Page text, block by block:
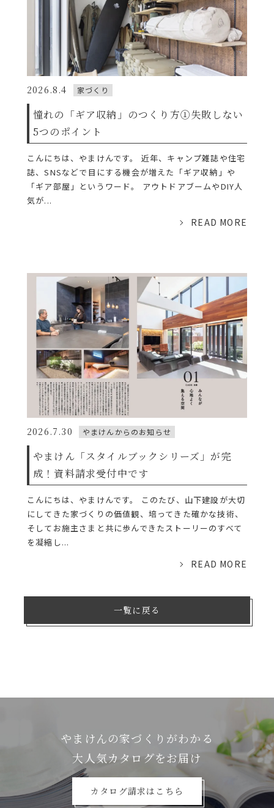
2026.8.4 家づくり
憧れの「ギア収納」のつくり方①失敗しない
5つのポイント
こんにちは、やまけんです。 近年、キャンプ雑誌や住宅
誌、SNSなどで目にする機会が増えた「ギア収納」や
「ギア部屋」というワード。 アウトドアブームやDIY人
気が...
READ MORE
2026.7.30 やまけんからのお知らせ
やまけん「スタイルブックシリーズ」が完
成！資料請求受付中です
こんにちは、やまけんです。 このたび、山下建設が大切
にしてきた家づくりの価値観、培ってきた確かな技術、
そしてお施主さまと共に歩んできたストーリーのすべて
を凝縮し...
READ MORE
一覧に戻る
やまけんの家づくりがわかる
⼤⼈気カタログをお届け
カタログ請求はこちら